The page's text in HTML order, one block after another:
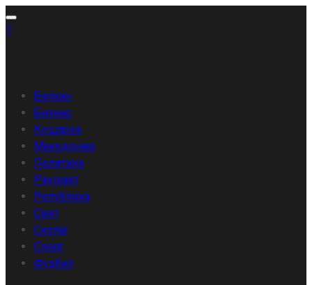
Skip
to
Балкан
Бизнис
Кошарка
Македонија
Политика
Ракомет
Република
Свет
Скопје
Спорт
Фудбал